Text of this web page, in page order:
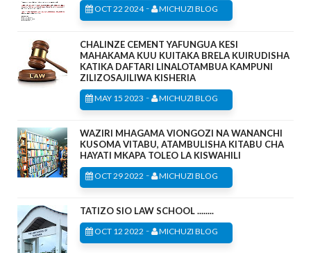
OCT 22 2024- MICHUZI BLOG
CHALINZE CEMENT YAFUNGUA KESI
MAHAKAMA KUU KUITAKA BRELA KUIRUDISHA
KATIKA DAFTARI LINALOTAMBUA KAMPUNI
ZILIZOSAJILIWA KISHERIA
MAY 15 2023 - MICHUZI BLOG
WAZIRI MHAGAMA VIONGOZI NA WANANCHI
KUSOMA VITABU, ATAMBULISHA KITABU CHA
HAYATI MKAPA TOLEO LA KISWAHILI
OCT 29 2022 - MICHUZI BLOG
TATIZO SIO LAW SCHOOL ........
OCT 12 2022 - MICHUZI BLOG